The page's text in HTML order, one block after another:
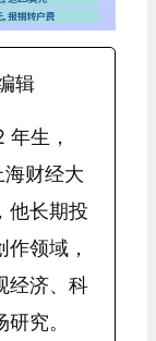
辑
生，
财经大
他长期投
领域，
经济、科
究。